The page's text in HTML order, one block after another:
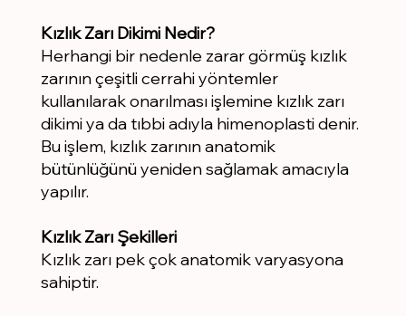
Kızlık Zarı Dikimi Nedir?
Herhangi bir nedenle zarar görmüş kızlık
zarının çeşitli cerrahi yöntemler
kullanılarak onarılması işlemine kızlık zarı
dikimi ya da tıbbi adıyla himenoplasti denir.
Bu işlem, kızlık zarının anatomik
bütünlüğünü yeniden sağlamak amacıyla
yapılır.
Kızlık Zarı Şekilleri
Kızlık zarı pek çok anatomik varyasyona
sahiptir.